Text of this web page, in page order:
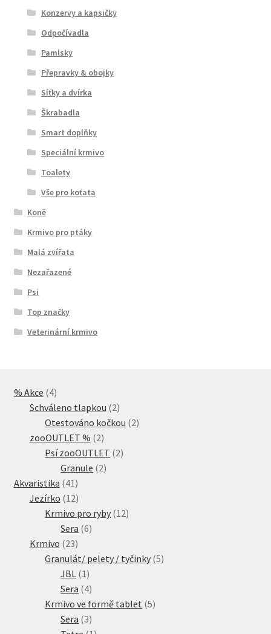
Konzervy a kapsičky
Odpočívadla
Pamlsky
Přepravky & obojky
Síťky a dvírka
Škrabadla
Smart doplňky
Speciální krmivo
Toalety
Vše pro koťata
Koně
Krmivo pro ptáky
Malá zvířata
Nezařazené
Psi
Top značky
Veterinární krmivo
% Akce 44
produkty
Schváleno tlapkou 22
produkty
Otestováno kočkou 22
zooOUTLET % 22
produkty
Psí zooOUTLET 22
Granule 22
Akvaristika 41 41
produktů
Jezírko 1212
produktů
Krmivo pro ryby 1212
Sera 66
Krmivo 2323
produktů
Granulát/ pelety / tyčinky 55
JBL 1 1
produkt
Sera 44
produkty
Krmivo ve formě tablet 55
Sera 33